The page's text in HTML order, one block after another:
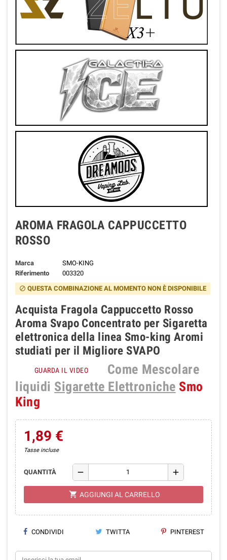
AROMA FRAGOLA CAPPUCCETTO
ROSSO
Marca
SMO-KING
Riferimento
003320
block QUESTA COMBINAZIONE AL MOMENTO NON È DISPONIBILE
Acquista Fragola Cappuccetto Rosso
Aroma Svapo Concentrato per Sigaretta
elettronica della linea Smo-king Aromi
studiati per il Migliore SVAPO
GUARDA IL VIDEO
Come Mescolare
liquidi Sigarette Elettroniche Smo
King
1,89 €
Tasse incluse
QUANTITÀ remove add
shopping_cart AGGIUNGI AL CARRELLO
CONDIVIDI TWITTA PINTEREST